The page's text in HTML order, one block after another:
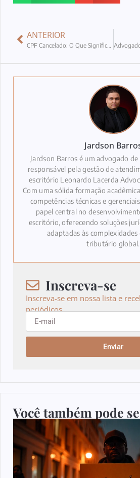
ANTERIOR
Jardson
Jardson Barros é um advogado
responsável pela gestão de
escritório Leonardo Lacerda
Com uma sólida formação
competências técnicas e
papel central no
escritório, oferecendo soluções
adaptadas às
tributário global.
Inscreva-se
Inscreva-se em nossa lista e
periódicos.
Enviar
Você também pode